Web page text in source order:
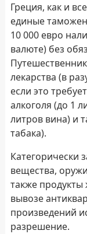
Греция, как и
единые
10 000 евро
валюте) без
лекарства (в
если это
алкоголя (до 1
литров вина) и
табака).
Категорически
вещества,
также
вывозе
произведений
разрешение.